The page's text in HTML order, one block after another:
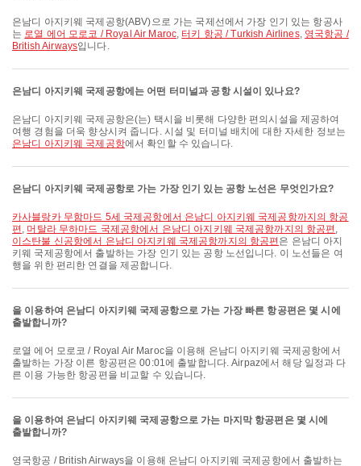
은남디 아지키웨 국제공항(ABV)으로 가는 국제선에서 가장 인기 있는 항공사
는 로열 에어 모로코 / Royal Air Maroc, 터키 항공 / Turkish Airlines, 영국항공 /
British Airways입니다.
은남디 아지키웨 국제공항에는 어떤 터미널과 공항 시설이 있나요?
은남디 아지키웨 국제공항은(는) 택시을 비롯해 다양한 편의시설을 제공하여
여행 경험을 더욱 향상시켜 줍니다. 시설 및 터미널 배치에 대한 자세한 정보는
은남디 아지키웨 국제공항에서 확인할 수 있습니다.
은남디 아지키웨 국제공항로 가는 가장 인기 있는 공항 노선은 무엇인가요?
카사블랑카 무함마드 5세 국제공항에서 은남디 아지키웨 국제공항까지의 항공
편 , 머탈라 무하마드 국제공항에서 은남디 아지키웨 국제공항까지의 항공편 ,
이스탄불 신공항에서 은남디 아지키웨 국제공항까지의 항공편 은 은남디 아지
키웨 국제공항에서 출발하는 가장 인기 있는 공항 노선입니다. 이 노선들은 여
행을 위한 편리한 연결을 제공합니다.
을 이용하여 은남디 아지키웨 국제공항으로 가는 가장 빠른 항공편은 몇 시에
출발합니까?
로열 에어 모로코 / Royal Air Maroc을 이용해 은남디 아지키웨 국제공항에서
출발하는 가장 이른 항공편은 00:01에 출발합니다. Airpaz에서 해당 일정과 다
른 이용 가능한 항공편을 비교할 수 있습니다.
을 이용하여 은남디 아지키웨 국제공항으로 가는 마지막 항공편은 몇 시에
출발합니까?
영국항공 / British Airways을 이용해 은남디 아지키웨 국제공항에서 출발하는